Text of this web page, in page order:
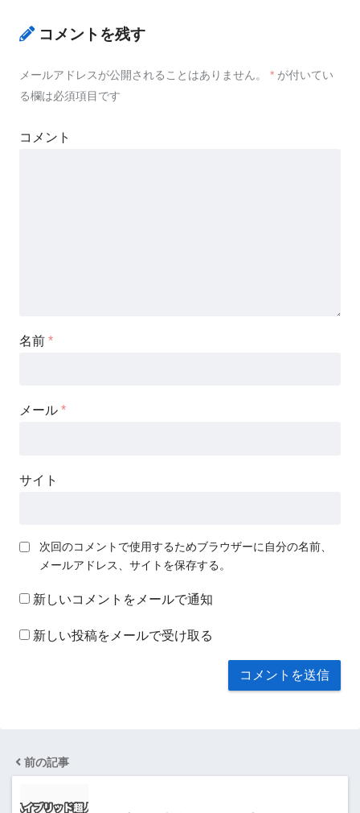
コメントを残す
メールアドレスが公開されることはありません。 * が付いてい
る欄は必須項目です
コメント
名前 *
メール *
サイト
次回のコメントで使用するためブラウザーに自分の名前、
メールアドレス、サイトを保存する。
新しいコメントをメールで通知
新しい投稿をメールで受け取る
前の記事